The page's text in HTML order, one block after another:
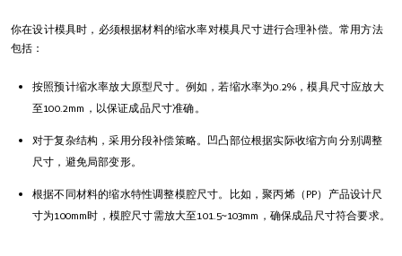
你在设计模具时，必须根据材料的缩水率对模具尺寸进行合理补偿。常用方法
包括：
按照预计缩水率放大原型尺寸。例如，若缩水率为0.2%，模具尺寸应放大
至100.2mm，以保证成品尺寸准确。
对于复杂结构，采用分段补偿策略。凹凸部位根据实际收缩方向分别调整
尺寸，避免局部变形。
根据不同材料的缩水特性调整模腔尺寸。比如，聚丙烯（PP）产品设计尺
寸为100mm时，模腔尺寸需放大至101.5~103mm，确保成品尺寸符合要求。